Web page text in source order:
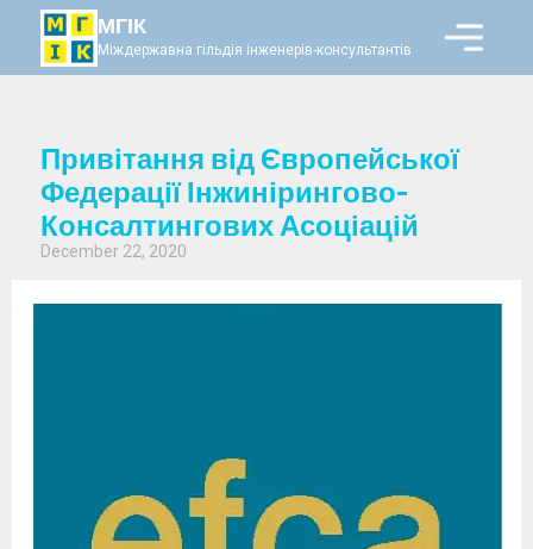
МГІК
Міждержавна гільдія інженерів-консультантів
Привітання від Європейської
Федерації Інжинірингово-
Консалтингових Асоціацій
December 22, 2020